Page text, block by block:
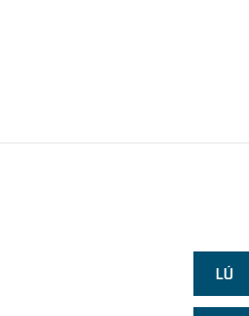
LÚ